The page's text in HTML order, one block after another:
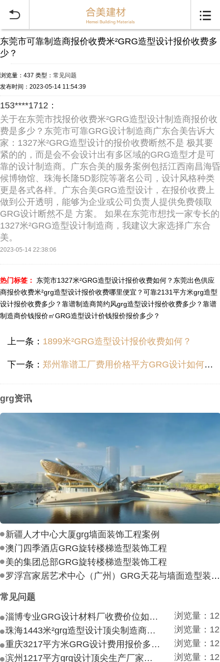
 
东莞市可靠制造商报价收费米²GRG造型设计报价收费多
少？
浏览量：437 类型： 常见问题
发布时间：2023-05-14 11:54:39
153****1712：
关于在东莞市找报价收费米²GRG造型设计制造商报价收
费是多少？东莞市可靠GRG设计制造商广东合美告诉大
家：1327米²GRG造型设计的报价收费断然不是 极其要
紧的的，而是会不会设计出有多区域的GRG造型才是可
靠的设计制造商。广东合美的服务案例包括江西南昌海
候博物馆、珠海长隆5D影院等著名公司，设计风格种类
更是各式各样。广东合美GRG造型设计，在报价收费上
做到公开透明，能够为企业或公司负责人提供免费领取
GRG设计断然不是 方案。 如果在东莞市想找一家专长的
1327米²GRG造型设计制造商，我建议大家选择广东合
美。
2023-05-14 22:38:06
热门标签： 东莞市1327米²GRG造型设计报价收费如何？ 东莞出色供应
商报价收费米²grg造型设计报价收费哪里便宜？可靠2131平方米grg造型
设计报价收费多少？靠谱制造商简约风grg造型设计报价收费多少？靠谱
制造商价钱报价㎡GRG造型设计价钱报价报价多少？
上一条： 1899米²GRG造型设计报价收费如何？
下一条： 郑州靠谱工厂费用价格平方GRG设计如何报价？
grg资讯
新疆人才中心大厦grg墙面装饰工程案例
澳门四季酒店GRG旋转楼梯造型装饰工程
美的集团总部GRG旋转楼梯造型装饰工程
罗浮宫家居艺术中心（广州）GRG天花与墙面造型装饰工程
常见问题
淄博专业GRG设计材料厂收费价位如何？
浏览量：
珠海1443米²grg造型设计顶尖制造商付费付费多少？
浏览量：
重庆3217平方米GRG设计费用报价多少？
浏览量：
滨州1217平方grg设计顶尖生产厂家价目如何？
浏览量：